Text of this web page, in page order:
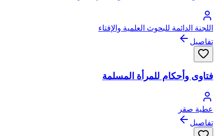
اللجنة الدائمة للبحوث العلمية والإفتاء
تفاصيل
فتاوى وأحكام للمرأة المسلمة
عطية صقر
تفاصيل